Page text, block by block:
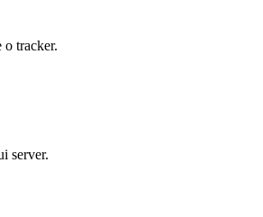
tracker.
server.